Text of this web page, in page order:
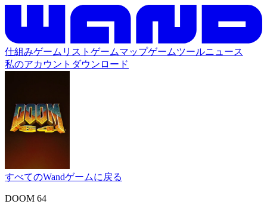
仕組みゲームリスト ゲームマップゲームツールニュース
私のアカウント ダウンロード
すべてのWandゲームに戻る
DOOM 64